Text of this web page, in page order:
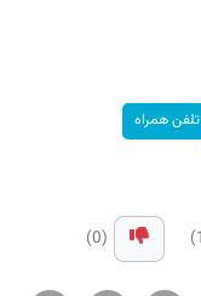
تلفن همراه
(0)